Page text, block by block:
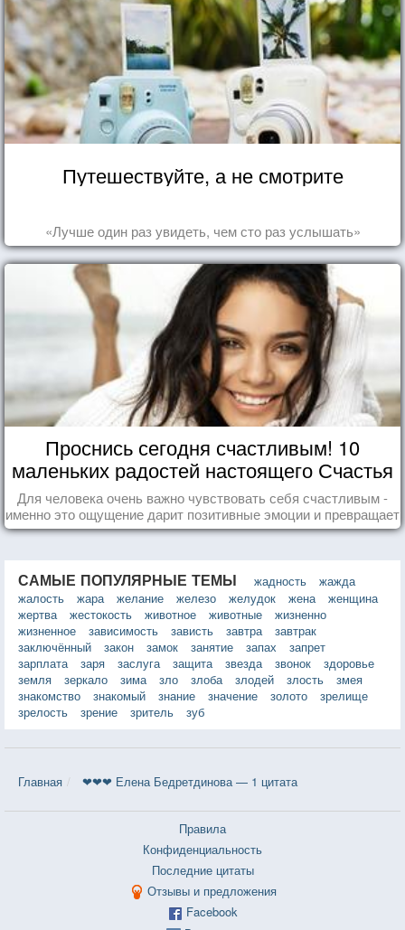
Путешествуйте, а не смотрите
«Лучше один раз увидеть, чем сто раз услышать»
Проснись сегодня счастливым! 10
маленьких радостей настоящего Счастья
Для человека очень важно чувствовать себя счастливым -
именно это ощущение дарит позитивные эмоции и превращает
каждый день в маленький праздник.
САМЫЕ ПОПУЛЯРНЫЕ ТЕМЫ жадность
жажда
жалость
жара желание железо желудок жена
женщина
жертва
жестокость животное животные
жизненно
жизненное
зависимость зависть завтра
завтрак
заключённый
закон замок занятие запах
запрет
зарплата
заря заслуга защита звезда звонок
здоровье
земля
зеркало зима зло злоба злодей злость
змея
знакомство
знакомый знание значение золото
зрелище
зрелость
зрение зритель зуб
Главная ❤❤❤ Елена Бедретдинова — 1 цитата
Правила
Конфиденциальность
Последние цитаты
Отзывы и предложения
Facebook